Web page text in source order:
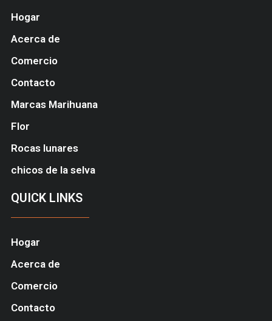
Hogar
Acerca de
Comercio
Contacto
Marcas Marihuana
Flor
Rocas lunares
chicos de la selva
QUICK LINKS
Hogar
Acerca de
Comercio
Contacto